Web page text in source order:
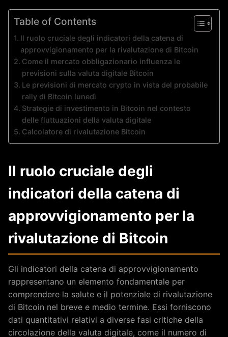
Table of Contents
Il ruolo cruciale degli indicatori della catena di
approvvigionamento per la rivalutazione di Bitcoin
Come il mercato obbligazionario influenza le
previsioni sulla valuta digitale Bitcoin
Le previsioni di mercato crypto in vista del probabile
rally di Bitcoin lunedì
Strategie di investimento in Bitcoin nel contesto
delle fluttuazioni della valuta digitale
Calcolatore di rivalutazione Bitcoin
Il ruolo cruciale degli
indicatori della catena di
approvvigionamento per la
rivalutazione di Bitcoin
Gli indicatori della catena di approvvigionamento
rappresentano un elemento fondamentale per
comprendere la salute e il potenziale di rivalutazione
di Bitcoin nel breve e medio termine. Essi forniscono
dati quantitativi relativi a diverse fasi critiche della
circolazione della valuta digitale, come il numero di